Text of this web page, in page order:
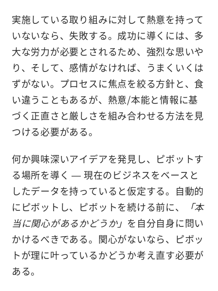
実施している取り組みに対して熱意を持って
いないなら、失敗する。成功に導くには、多
大な労力が必要とされるため、強烈な思いや
り、そして、感情がなければ、うまくいくは
ずがない。プロセスに焦点を絞る方針と、食
い違うこともあるが、熱意/本能と情報に基
づく正直さと厳しさを組み合わせる方法を見
つける必要がある。
何か興味深いアイデアを発見し、ピボットす
る場所を導く — 現在のビジネスをベースと
したデータを持っていると仮定する。自動的
にピボットし、ピボットを続ける前に、
「本
当に関心があるかどうか」 を自分自身に問い
かけるべきである。関心がないなら、ピボッ
トが理に叶っているかどうか考え直す必要が
ある。